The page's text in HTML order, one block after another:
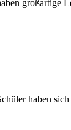
großartige
haben